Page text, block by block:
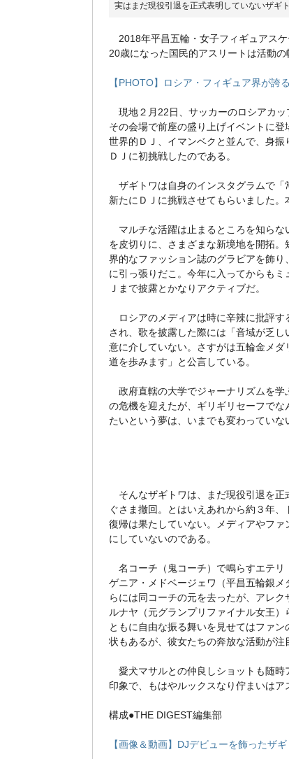
実はまだ現役引退を正式表明していないザギ
2018年平昌五輪・女子フィギュアスケ
20歳になった国民的アスリートは活動の
【PHOTO】ロシア・フィギュア界が誇
現地２月22日、サッカーのロシアカッ
その会場で前座の盛り上げイベントに
世界的ＤＪ、イマンベクと並んで、身
ＤＪに初挑戦したのである。
ザギトワは自身のインスタグラムで
新たにＤＪに挑戦させてもらいました。
マルチな活躍は止まるところを知らな
を皮切りに、さまざまな新境地を開拓
界的なファッション誌のグラビアを飾
に引っ張りだこ。今年に入ってからも
Ｊまで披露とかなりアクティブだ。
ロシアのメディアは時に辛辣に批評す
され、歌を披露した際には「音域が乏
意に介していない。さすがは五輪金メ
道を歩みます」と公言している。
政府直轄の大学でジャーナリズムを学
の危機を迎えたが、ギリギリセーフで
たいという夢は、いまでも変わっていな
そんなザギトワは、まだ現役引退を正
ぐさま撤回。とはいえあれから約３年
復帰は果たしていない。メディアやフ
にしていないのである。
名コーチ（鬼コーチ）で鳴らすエテリ
ゲニア・メドベージェワ（平昌五輪銀
らには同コーチの元を去ったが、アレ
ルナヤ（元グランプリファイナル女王
ともに自由な振る舞いを見せてはファ
状もあるが、彼女たちの奔放な活動が注
愛犬マサルとの仲良しショットも随時
印象で、もはやルックスなり佇まいはア
構成●THE DIGEST編集部
【画像＆動画】DJデビューを飾ったザ